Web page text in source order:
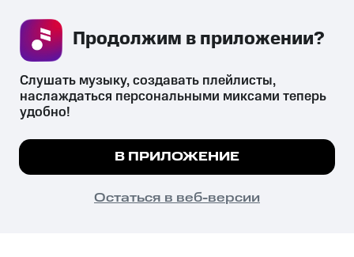
СКАЧАТЬ ПРИЛОЖЕНИЕ
психотропных веществ, их аналогов причиняет вред здоровью,
их незаконный оборот запрещён и влечёт установленную
законодательством ответственность.
© 2026 ООО «КИОН».
Все права защищены
Мы используем куки, чтобы на сайте все
Подробнее
ПОНЯТНО
Слушать музыку, создавать плейлисты,
наслаждаться персональными миксами теперь
удобно!
В ПРИЛОЖЕНИЕ
Остаться в веб-версии